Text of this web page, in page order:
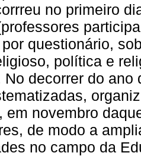
no primeiro
questionário,
política e
No decorrer do
em novembro
de modo a
no campo da